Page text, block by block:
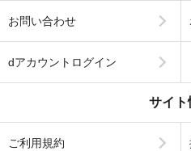
お問い合わせ
dアカウントログイン
サイト
ご利用規約